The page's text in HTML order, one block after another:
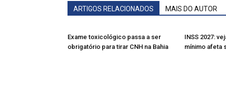
ARTIGOS RELACIONADOS MAIS DO AUTOR
Exame toxicológico passa a ser
obrigatório para tirar CNH na Bahia
INSS 2027:
mínimo afeta